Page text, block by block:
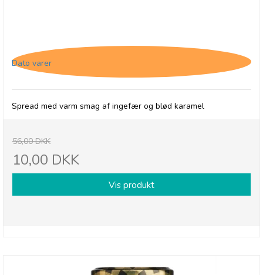
Dato varer
Spread med varm smag af ingefær og blød karamel
56,00 DKK
10,00 DKK
Vis produkt